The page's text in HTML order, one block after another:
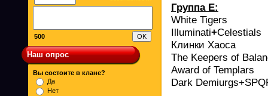
500
Наш опрос
Вы состоите в клане?
Да
Нет
Группа Е:
White Tigers
Illuminati+Celestials
Клинки Хаоса
The Keepers of
Award of Templars
Dark Demiurgs+